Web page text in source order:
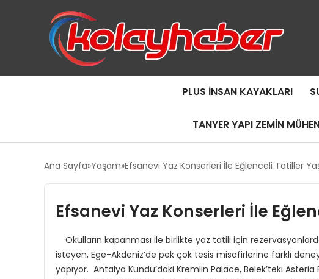
PLUS İNSAN KAYAKLARI
TANYER YAPI ZEMIN
Ana Sayfa Yaşam Efsanevi Yaz Konserleri İle Eğlenceli Tatiller
Efsanevi Yaz Konserleri İle
Okulların kapanması ile birlikte yaz tatili için
isteyen, Ege-Akdeniz’de pek çok tesis misafirlerine farklı
yapıyor. Antalya Kundu’daki Kremlin Palace, Belek’teki